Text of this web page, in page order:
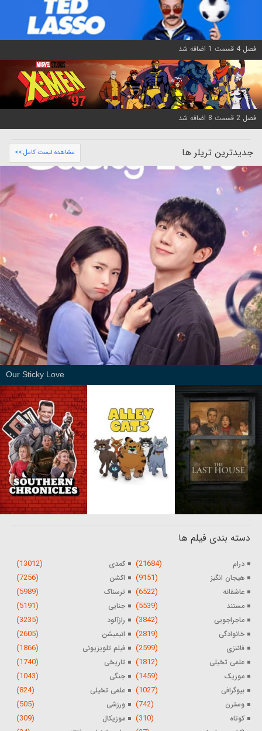
فصل 4 قسمت 1 اضافه شد
فصل 2 قسمت 8 اضافه شد
جدیدترین تریلر ها مشاهده لیست کامل >>
Our Sticky Love
دسته بندی فیلم ها
درام (21684) کمدی (13012)
هیجان انگیز (9151) اکشن (7256)
عاشقانه (6522) ترسناک (5989)
مستند (5539) جنایی (5191)
ماجراجویی (3842) رازآلود (3235)
خانوادگی (2819) انیمیشن (2605)
فانتزی (2599) فیلم تلویزیونی (1866)
علمی تخیلی (1812) تاریخی (1740)
موزیک (1459) جنگی (1043)
بیوگرافی (1027) علمی تخیلی (824)
وسترن (742) ورزشی (505)
کوتاه (310) موزیکال (309)